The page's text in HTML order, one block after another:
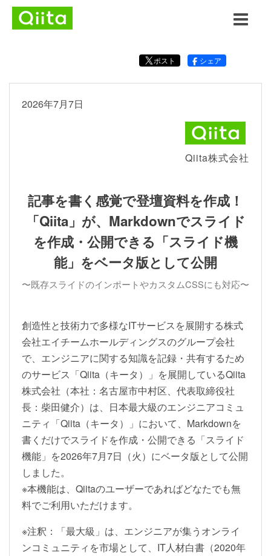
ポスト シェア
2026年7月7日
Qiita株式会社
記事を書く感覚で登壇資料を作成！
「Qiita」が、Markdownでスライド
を作成・公開できる「スライド機
能」をベータ版として公開
〜既存スライドのインポートやカスタムCSSにも対応〜
創造性と技術力で多様なITサービスを展開する株式
会社エイチームホールディングスのグループ会社
で、エンジニアに関する知識を記録・共有するため
のサービス「Qiita（キータ）」を展開しているQiita
株式会社（本社：名古屋市中村区、代表取締役社
長：柴田健介）は、日本最大級のエンジニアコミュ
ニティ「Qiita（キータ）」において、Markdownを
書くだけでスライドを作成・公開できる「スライド
機能」を2026年7月7日（火）にベータ版として公開
しました。
※本機能は、Qiitaのユーザーであればどなたでも無
料でご利用いただけます。
※注釈：「最大級」は、エンジニアが集うオンライ
ンコミュニティを市場として、IT人材白書（2020年